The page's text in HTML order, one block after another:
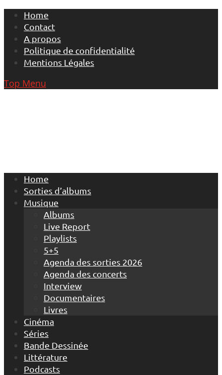
Skip
content
Home
Contact
A propos
Politique de confidentialité
Mentions Légales
Top Menu
Home
Sorties d’albums
Musique
Albums
Live Report
Playlists
5+5
Agenda des sorties 2026
Agenda des concerts
Interview
Documentaires
Livres
Cinéma
Séries
Bande Dessinée
Littérature
Podcasts